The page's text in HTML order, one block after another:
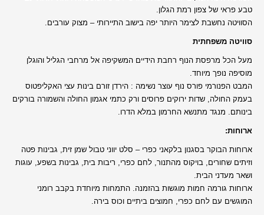
טבע פראי של צפון רמת הגלון.
הסוויטה נחשבת לצימר היותר יפה בישוב התיירותי – מצוק עורבים.
סוויטה משפחתית
מעל הכל מרפסת הנוף רחבת הידיים המשקיפה אל מרחבי הגליל והוגלן
מוסיפה נופך מיוחד.
המבט הפנורמי פורס נוף עוצר נשימה : הירדן זורם בינות עצי האקליפטוס
בעמק החולה, שדות ירוקים פרוסים ורק כתמי אגמון החולה והשמורה בורקים
בינותם. מנגד מתנשא החרמון במלא הדרו.
ארוחות:
ארוחות הבוקר בסגנון בלקאני כפרי – סלט יווני טבול שמן זית, גבינות פטה
וזיתים שחורים, בויקוס מהתנור, לחם כפרי, ריבות בית, גבינות בשפע, עוגות
ושאר מעדני הבית.
ארוחות גורמה חמות מוגשות בהזמנה. התמחות מיוחדת בקבב רומני
המוגשים עם לחם כפרי, חמוצים ביתיים וכוס בירה.